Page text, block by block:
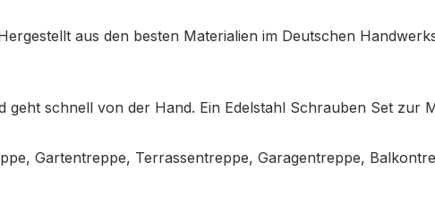
aus den besten Materialien im Deutschen
geht schnell von der Hand. Ein Edelstahl Schrauben Set zur
Gartentreppe, Terrassentreppe, Garagentreppe,